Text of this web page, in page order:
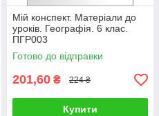
Мій конспект. Матеріали до
уроків. Географія. 6 клас.
ПГР003
Готово до відправки
201,60 ₴ 224 ₴
Купити